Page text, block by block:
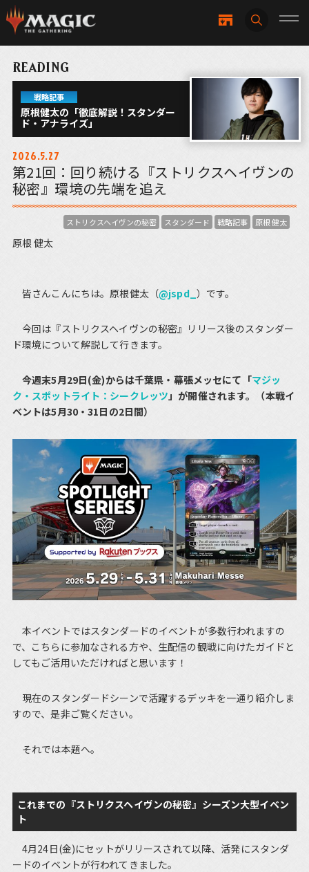
READING
戦略記事
原根健太の「徹底解説！スタンダー
ド・アナライズ」
2026.5.27
第21回：回り続ける『ストリクスヘイヴンの
秘密』環境の先端を追え
ストリクスヘイヴンの秘密 スタンダード 戦略記事 原根 健太
原根 健太
皆さんこんにちは。原根健太（@jspd_ ）です。
今回は『ストリクスヘイヴンの秘密』リリース後のスタンダー
ド環境について解説して行きます。
今週末5月29日(金)からは千葉県・幕張メッセにて「マジッ
ク・スポットライト：シークレッツ」が開催されます。（本戦イ
ベントは5月30・31日の2日間）
本イベントではスタンダードのイベントが多数行われますの
で、こちらに参加なされる方や、生配信の観戦に向けたガイドと
してもご活用いただければと思います！
現在のスタンダードシーンで活躍するデッキを一通り紹介しま
すので、是非ご覧ください。
それでは本題へ。
これまでの『ストリクスヘイヴンの秘密』シーズン大型イベン
ト
4月24日(金)にセットがリリースされて以降、活発にスタンダ
ードのイベントが行われてきました。